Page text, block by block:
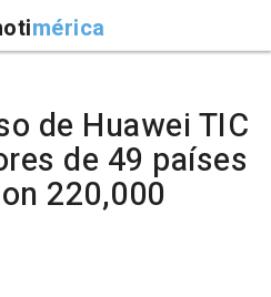
mérica
de Huawei TIC
de 49 países
220,000